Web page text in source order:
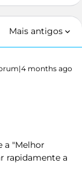
Mais antigos
months ago
a "Melhor
rapidamente a